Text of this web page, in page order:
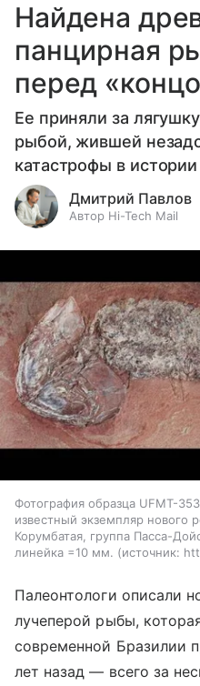
Найдена
панцирная
перед
Ее приняли за
рыбой, жившей
катастрофы в
Дмитрий Павлов
Автор Hi-Tech Mail
Фотография образца UFMT-
известный экземпляр нового
Корумбатая, группа Пасса-
линейка =10 мм.
источник:
Палеонтологи описали
лучеперой рыбы,
современной Бразилии
лет назад — всего за